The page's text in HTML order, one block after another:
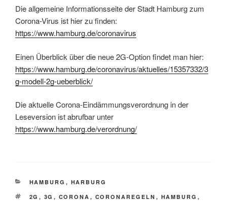
Die allgemeine Informationsseite der Stadt Hamburg zum
Corona-Virus ist hier zu finden:
https://www.hamburg.de/coronavirus
Einen Überblick über die neue 2G-Option findet man hier:
https://www.hamburg.de/coronavirus/aktuelles/15357332/3
g-modell-2g-ueberblick/
Die aktuelle Corona-Eindämmungsverordnung in der
Leseversion ist abrufbar unter
https://www.hamburg.de/verordnung/
KATEGORIEN
HAMBURG , HARBURG
SCHLAGWÖRTER
2G , 3G , CORONA , CORONAREGELN , HAMBURG ,